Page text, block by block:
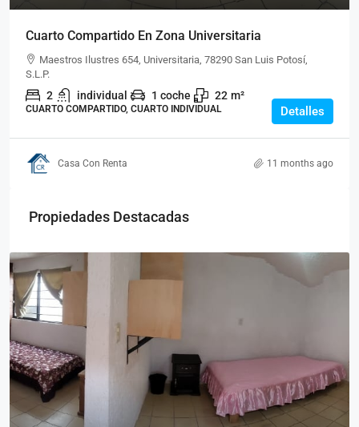
Cuarto Compartido En Zona Universitaria
Maestros Ilustres 654, Universitaria, 78290 San Luis Potosí,
S.L.P.
2 individual 1 coche 22 m²
CUARTO COMPARTIDO, CUARTO INDIVIDUAL Detalles
Casa Con Renta 11 months ago
Propiedades Destacadas